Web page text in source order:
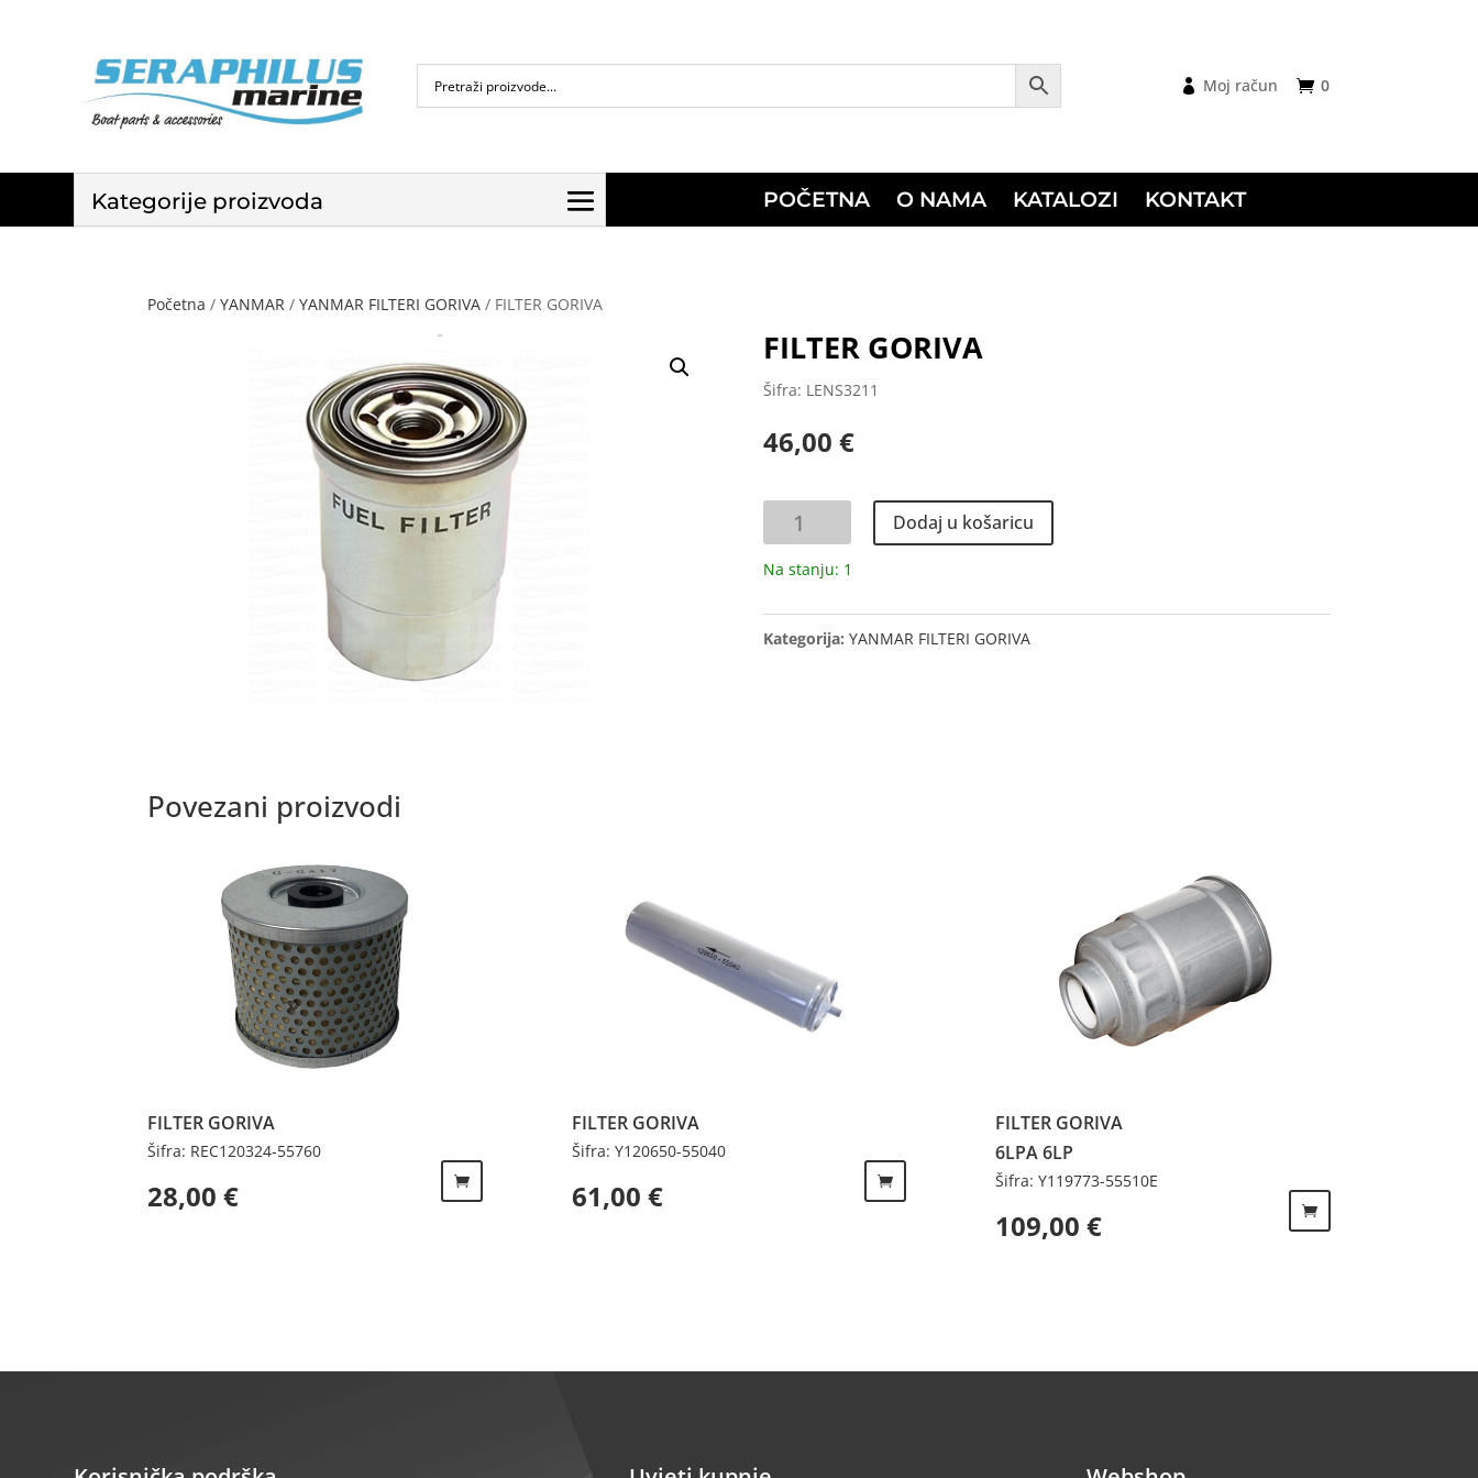
0
Moj račun
Kategorije proizvoda POČETNA O NAMA KATALOZI KONTAKT
Početna /YANMAR /YANMAR FILTERI GORIVA / FILTER GORIVA
FILTER GORIVA
Šifra: LENS3211
46,00 €
FILTER
GORIVA
količina
Dodaj u košaricu
Na stanju: 1
Kategorija: YANMAR FILTERI GORIVA
Povezani proizvodi
FILTER GORIVA
Šifra: REC120324-55760
28,00€
FILTER GORIVA
Šifra: Y120650-55040
61,00 €
FILTER GORIVA
6LPA 6LP
Šifra: Y119773-55510E
109,00 €